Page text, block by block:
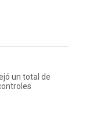
un total de